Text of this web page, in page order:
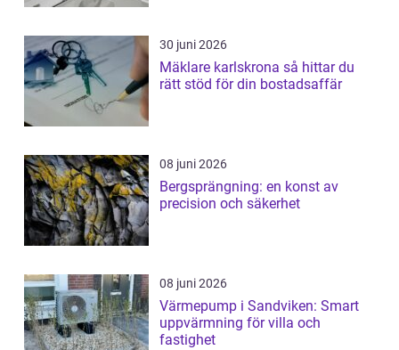
30 juni 2026
Mäklare karlskrona så hittar du
rätt stöd för din bostadsaffär
08 juni 2026
Bergsprängning: en konst av
precision och säkerhet
08 juni 2026
Värmepump i Sandviken: Smart
uppvärmning för villa och
fastighet